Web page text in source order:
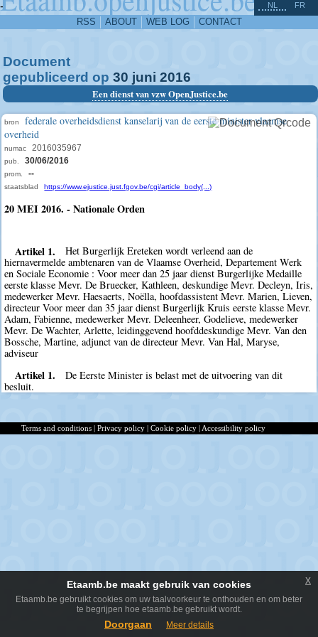
-
RSS ABOUT WEB LOG CONTACT
NL FR
Document
gepubliceerd op 30 juni 2016
Een dienst van vzw OpenJustice.be
bron
federale overheidsdienst kanselarij van de eerste minister vlaamse
overheid
numac 2016035967
pub. 30/06/2016
prom. --
staatsblad https://www.ejustice.just.fgov.be/cgi/article_body(...)
20 MEI 2016. - Nationale Orden
Artikel 1.
Het Burgerlijk Ereteken wordt verleend aan de
hiernavermelde ambtenaren van de Vlaamse Overheid, Departement Werk
en Sociale Economie : Voor meer dan 25 jaar dienst Burgerlijke Medaille
eerste klasse Mevr. De Bruecker, Kathleen, deskundige Mevr. Decleyn, Iris,
medewerker Mevr. Haesaerts, Noëlla, hoofdassistent Mevr. Marien, Lieven,
directeur Voor meer dan 35 jaar dienst Burgerlijk Kruis eerste klasse Mevr.
Adam, Fabienne, medewerker Mevr. Deleenheer, Godelieve, medewerker
Mevr. De Wachter, Arlette, leidinggevend hoofddeskundige Mevr. Van den
Bossche, Martine, adjunct van de directeur Mevr. Van Hal, Maryse,
adviseur
Artikel 1.
De Eerste Minister is belast met de uitvoering van dit
besluit.
^
Terms and conditions | Privacy policy | Cookie policy | Accessibility policy
Etaamb.be maakt gebruik van cookies
Etaamb.be gebruikt cookies om uw taalvoorkeur te onthouden en om beter
te begrijpen hoe etaamb.be gebruikt wordt.
Doorgaan Meer details
x